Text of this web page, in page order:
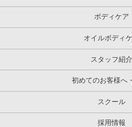
ボディケア
オイルボディ
スタッフ紹介
初めてのお客様へ
スクール
採用情報